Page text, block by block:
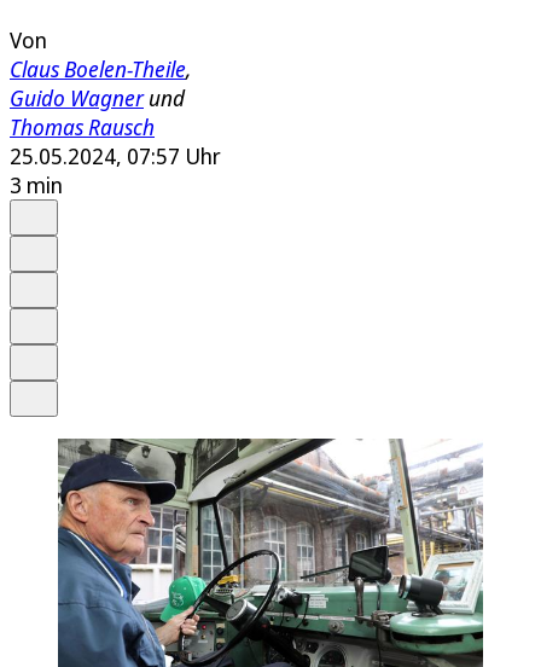
Von
Claus Boelen-Theile,
Guido Wagnerund
Thomas Rausch
25.05.2024, 07:57 Uhr
3 min